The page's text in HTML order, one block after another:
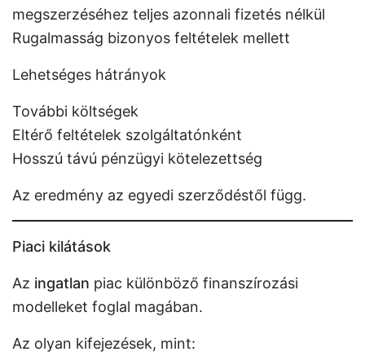
megszerzéséhez teljes azonnali fizetés nélkül
Rugalmasság bizonyos feltételek mellett
Lehetséges hátrányok
További költségek
Eltérő feltételek szolgáltatónként
Hosszú távú pénzügyi kötelezettség
Az eredmény az egyedi szerződéstől függ.
Piaci kilátások
Az ingatlan piac különböző finanszírozási
modelleket foglal magában.
Az olyan kifejezések, mint: